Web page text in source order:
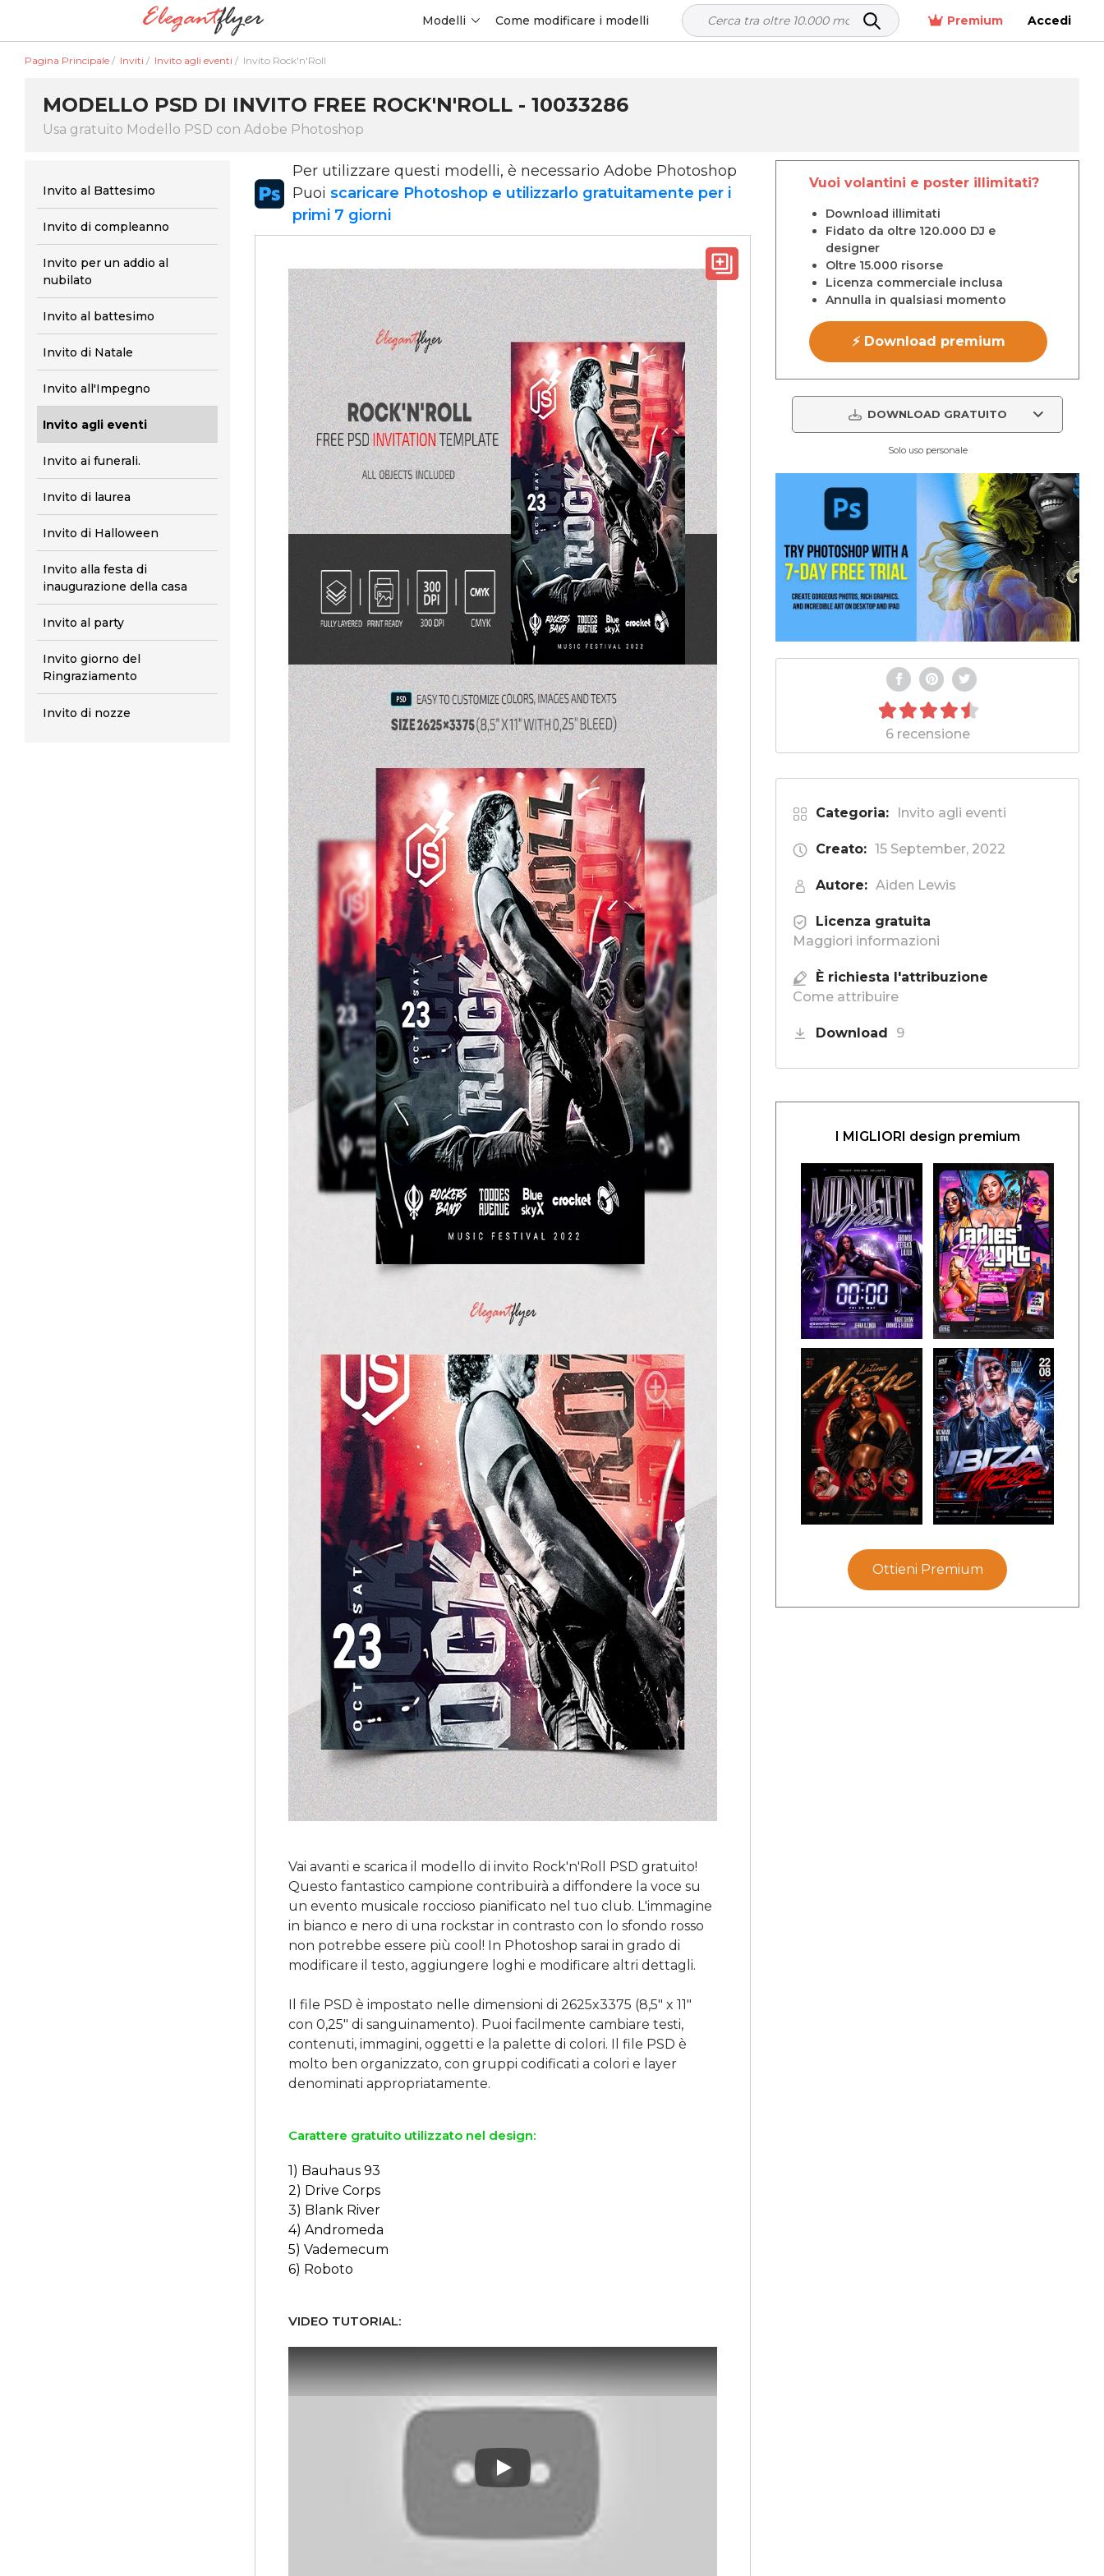
Modelli Come modificare i modelli Premium Accedi
Pagina Principale / Inviti / Invito agli eventi / Invito Rock'n'Roll
MODELLO PSD DI INVITO FREE ROCK'N'ROLL - 10033286
Usa gratuito Modello PSD con Adobe Photoshop
Invito al Battesimo
Invito di compleanno
Invito per un addio al
nubilato
Invito al battesimo
Invito di Natale
Invito all'Impegno
Invito agli eventi
Invito ai funerali.
Invito di laurea
Invito di Halloween
Invito alla festa di
inaugurazione della casa
Invito al party
Invito giorno del
Ringraziamento
Invito di nozze
Per utilizzare questi modelli, è necessario Adobe Photoshop
Puoi scaricare Photoshop e utilizzarlo gratuitamente per i
primi 7 giorni
Vai avanti e scarica il modello di invito Rock'n'Roll PSD gratuito!
Questo fantastico campione contribuirà a diffondere la voce su
un evento musicale roccioso pianificato nel tuo club. L'immagine
in bianco e nero di una rockstar in contrasto con lo sfondo rosso
non potrebbe essere più cool! In Photoshop sarai in grado di
modificare il testo, aggiungere loghi e modificare altri dettagli.
Il file PSD è impostato nelle dimensioni di 2625x3375 (8,5" x 11"
con 0,25" di sanguinamento). Puoi facilmente cambiare testi,
contenuti, immagini, oggetti e la palette di colori. Il file PSD è
molto ben organizzato, con gruppi codificati a colori e layer
Carattere gratuito utilizzato nel design:
1) Bauhaus 93
2) Drive Corps
3) Blank River
4) Andromeda
5) Vademecum
6) Roboto
VIDEO TUTORIAL:
Play: Keynote (Google I/O '18)
Vuoi volantini e poster illimitati?
Download illimitati
Fidato da oltre 120.000 DJ e
designer
Oltre 15.000 risorse
Licenza commerciale inclusa
Annulla in qualsiasi momento
⚡ Download premium
DOWNLOAD GRATUITO
Solo uso personale
6 recensione
Categoria: Invito agli eventi
Creato: 15 September, 2022
Autore: Aiden Lewis
Licenza gratuita
Maggiori informazioni
È richiesta l'attribuzione
Come attribuire
Download 9
I MIGLIORI design premium
Ottieni Premium